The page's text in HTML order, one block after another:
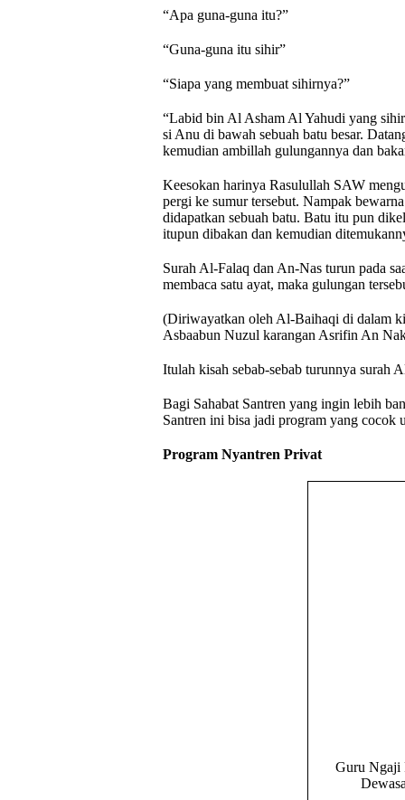
“Apa guna-guna itu?”
“Guna-guna itu sihir”
“Siapa yang membuat sihirnya?”
“Labid bin Al Asham Al Yahudi yang
si Anu di bawah sebuah batu besar.
kemudian ambillah gulungannya dan
Keesokan harinya Rasulullah SAW
pergi ke sumur tersebut. Nampak
didapatkan sebuah batu. Batu itu pun
itupun dibakan dan kemudian
Surah Al-Falaq dan An-Nas turun pada
membaca satu ayat, maka gulungan
(Diriwayatkan oleh Al-Baihaqi di dalam
Asbaabun Nuzul karangan Asrifin An
Itulah kisah sebab-sebab turunnya surah
Bagi Sahabat Santren yang ingin lebih
Santren ini bisa jadi program yang cocok
Program Nyantren Privat
Guru Ngaji